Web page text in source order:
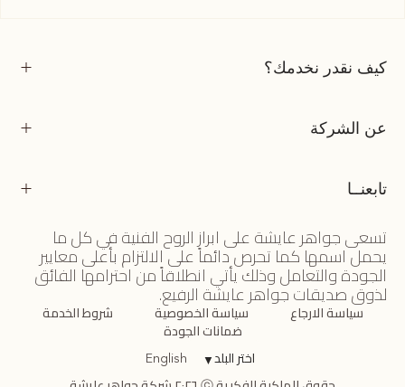
كيف نقدر نخدمك؟
عن الشركة
تابعنــا
تسعى جواهر عايشة على ابراز الروح الفنية في كل ما
يحمل اسمها كما تحرص دائماً على الالتزام بأعلى معايير
الجودة والتعامل وذلك يأتي انطلاقاً من احترامها الفائق
لذوق صديقات جواهر عايشة الرفيع.
سياسة الارجاع سياسة الخصوصية شروط الخدمة
ضمانات الجودة
اختر البلد▼
English